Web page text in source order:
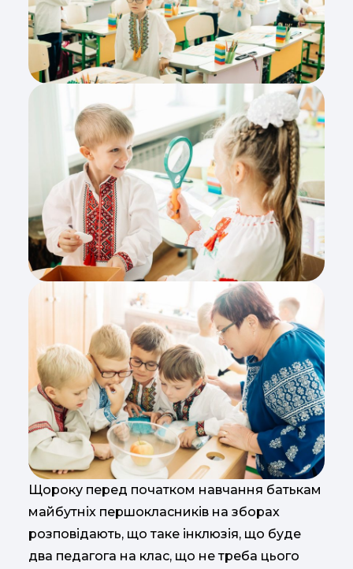
Щороку перед початком навчання батькам
майбутніх першокласників на зборах
розповідають, що таке інклюзія, що буде
два педагога на клас, що не треба цього